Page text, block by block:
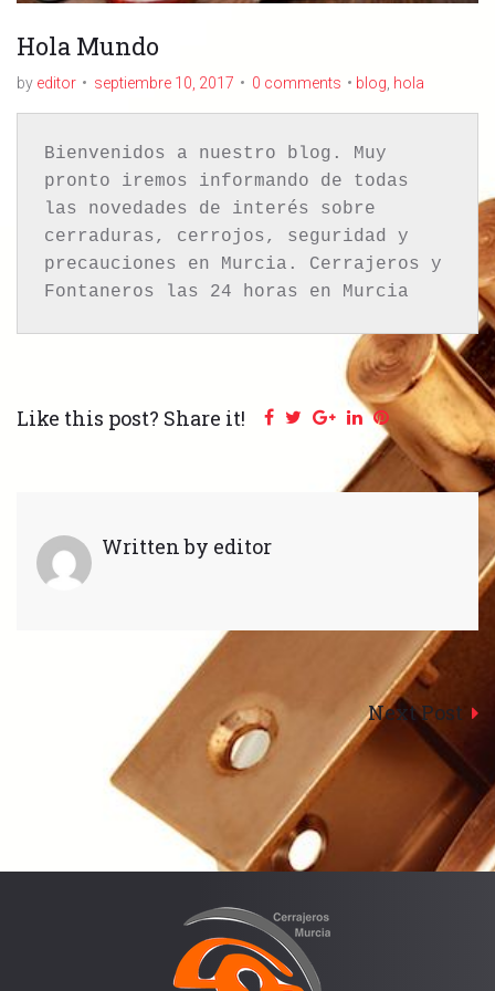
Hola Mundo
by editor septiembre 10, 2017 0 comments blog, hola
Bienvenidos a nuestro blog. Muy
pronto iremos informando de todas
las novedades de interés sobre
cerraduras, cerrojos, seguridad y
precauciones en Murcia. Cerrajeros y
Fontaneros las 24 horas en Murcia
Like this post? Share it! Facebook
TwitterGoogle+
LinkedIn
Pinterest
Written by editor
Navegación
entradas
Next Post